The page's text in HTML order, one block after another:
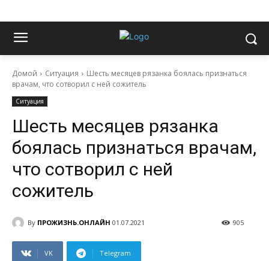
Домой Ситуация
Шесть месяцев рязанка боялась признаться
врачам, что сотворил с ней сожитель
Ситуация
Шесть месяцев рязанка
боялась признаться врачам,
что сотворил с ней
сожитель
By ПРОЖИЗНЬ.ОНЛАЙН 01.07.2021 905
VK Telegram